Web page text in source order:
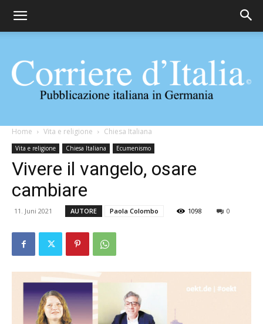
Corriere
d'Italia
Home Vita e religione Chiesa Italiana
Vita e religione Chiesa Italiana Ecumenismo
Vivere il vangelo, osare
cambiare
11. Juni 2021 AUTORE Paola Colombo 1098 0